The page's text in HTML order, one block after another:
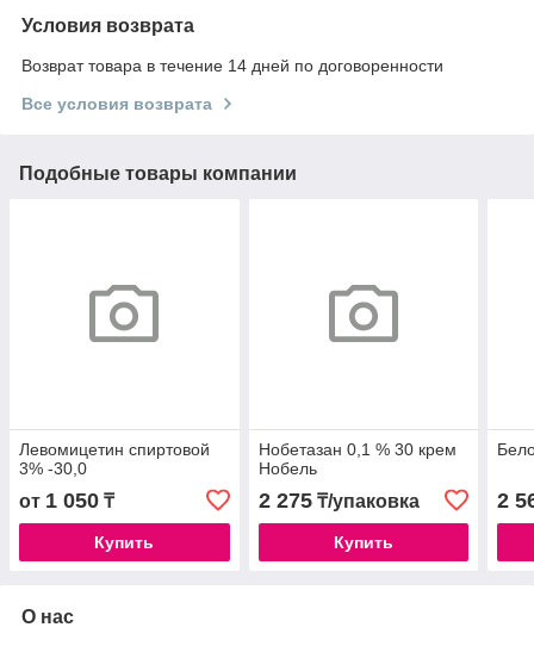
Условия возврата
Возврат товара в течение 14 дней по договоренности
Все условия возврата
Подобные товары компании
Левомицетин спиртовой
3% -30,0
от 1 050 ₸
Купить
Нобетазан 0,1 % 30 крем
Нобель
2 275₸/упаковка
Купить
2
О нас